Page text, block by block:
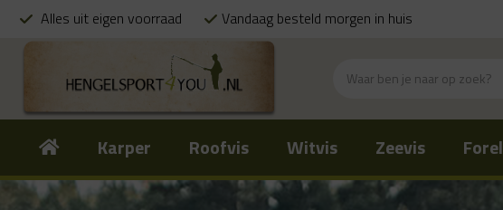
Alles uit eigen voorraad Vandaag besteld morgen in huis
Karper Roofvis Witvis Zeevis Forel